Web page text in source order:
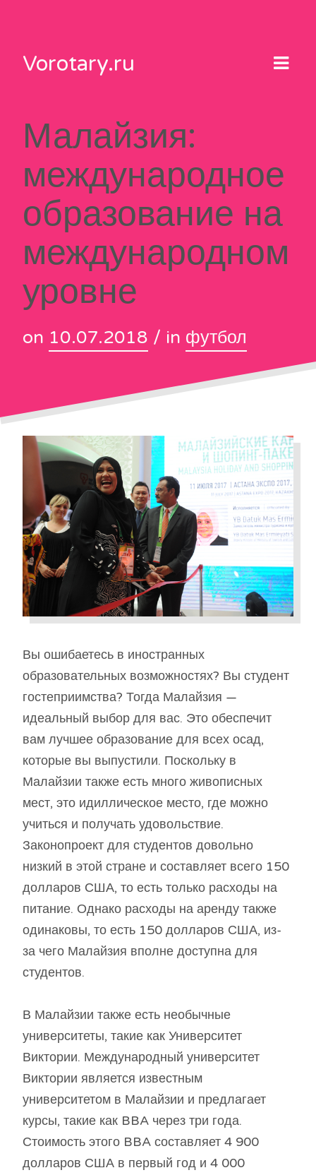
contentVorotary.ru
Малайзия:
международное
образование на
международном
уровне
on 10.07.2018 / in футбол
Вы ошибаетесь в иностранных
образовательных возможностях? Вы студент
гостеприимства? Тогда Малайзия —
идеальный выбор для вас. Это обеспечит
вам лучшее образование для всех осад,
которые вы выпустили. Поскольку в
Малайзии также есть много живописных
мест, это идиллическое место, где можно
учиться и получать удовольствие.
Законопроект для студентов довольно
низкий в этой стране и составляет всего 150
долларов США, то есть только расходы на
питание. Однако расходы на аренду также
одинаковы, то есть 150 долларов США, из-
за чего Малайзия вполне доступна для
студентов.
В Малайзии также есть необычные
университеты, такие как Университет
Виктории. Международный университет
Виктории является известным
университетом в Малайзии и предлагает
курсы, такие как BBA через три года.
Стоимость этого BBA составляет 4 900
долларов США в первый год и 4 000